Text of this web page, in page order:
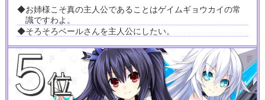
◆お姉様こそ真の主人公であることはゲイムギョウカイの常
識ですわよ。
◆そろそろベールさんを主人公にしたい。